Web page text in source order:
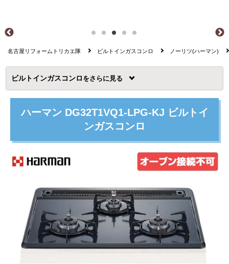
名古屋リフォームトリカエ隊 ビルトインガスコンロ ノーリツ(ハーマン)
ビルトインガスコンロ を
ハーマン DG32T1VQ1-LPG-KJ ビルトイ
ンガスコンロ